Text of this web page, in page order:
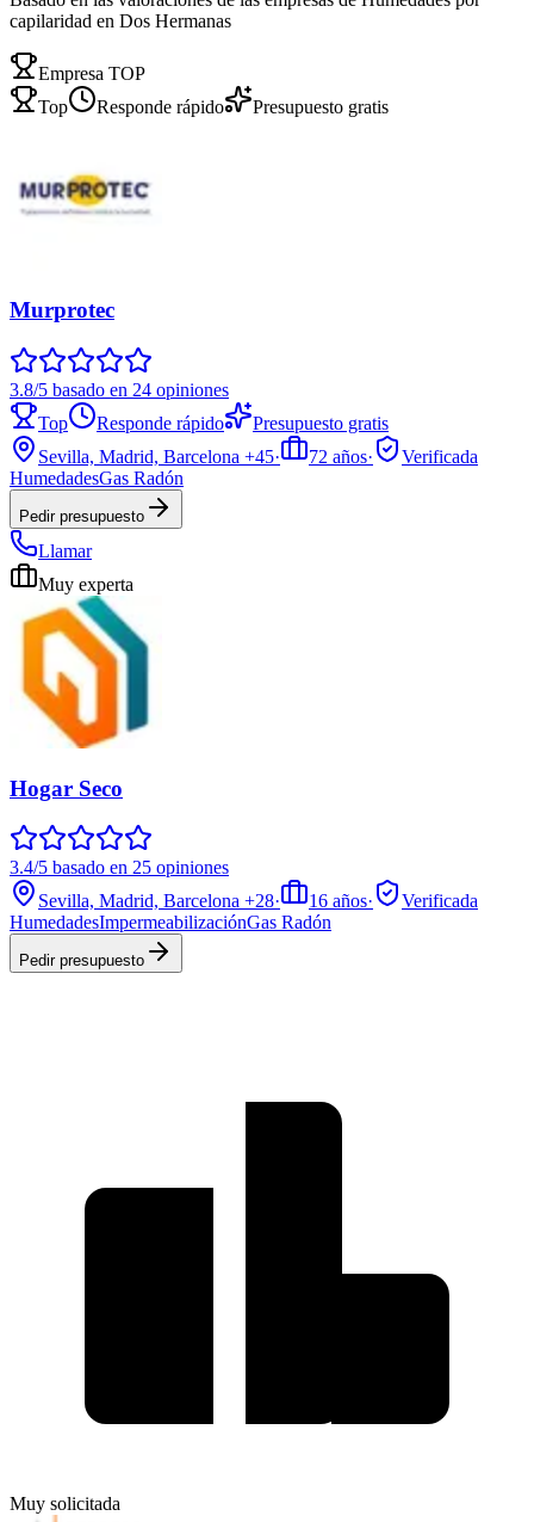
capilaridad en Dos Hermanas
Empresa TOP
Top
Responde rápido Presupuesto gratis
Murprotec
3.8/5 basado en 24 opiniones
Top
Responde rápido
Presupuesto gratis
Sevilla, Madrid, Barcelona +45· 72 años·
Verificada
HumedadesGas Radón
Pedir presupuesto
Llamar
Muy experta
Hogar Seco
3.4/5 basado en 25 opiniones
Sevilla, Madrid, Barcelona +28· 16 años·
Verificada
HumedadesImpermeabilizaciónGas Radón
Pedir presupuesto
Muy solicitada